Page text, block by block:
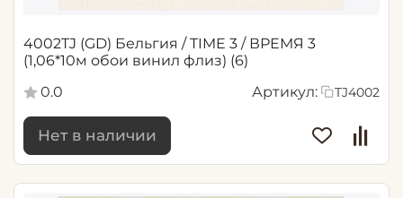
4002TJ (GD) Бельгия / TIME 3 / ВРЕМЯ 3
(1,06*10м обои винил флиз) (6)
0.0
Артикул: TJ4002
Нет в наличии